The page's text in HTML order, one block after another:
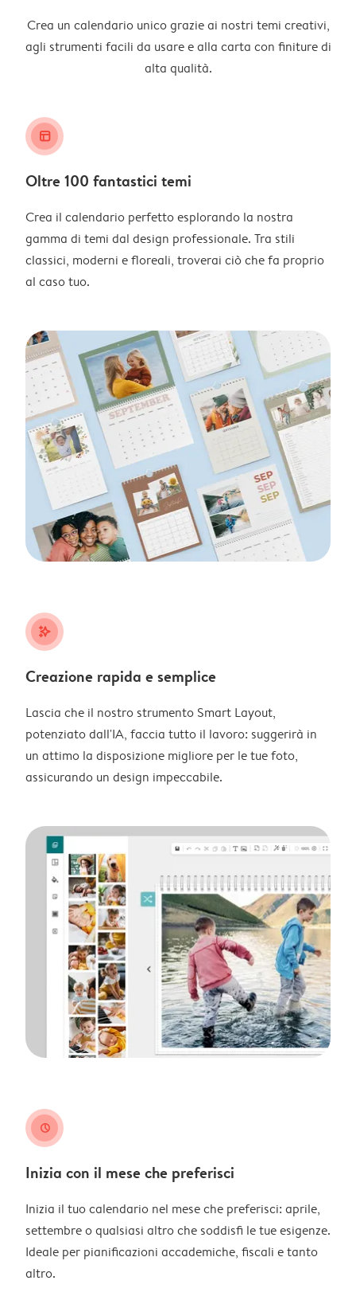
Crea un calendario unico grazie ai nostri temi creativi,
agli strumenti facili da usare e alla carta con finiture di
alta qualità.
layout_alt
Oltre 100 fantastici temi
Crea il calendario perfetto esplorando la nostra
gamma di temi dal design professionale. Tra stili
classici, moderni e floreali, troverai ciò che fa proprio
al caso tuo.
stars_plus
Creazione rapida e semplice
Lascia che il nostro strumento Smart Layout,
potenziato dall'IA, faccia tutto il lavoro: suggerirà in
un attimo la disposizione migliore per le tue foto,
assicurando un design impeccabile.
clock
Inizia con il mese che preferisci
Inizia il tuo calendario nel mese che preferisci: aprile,
settembre o qualsiasi altro che soddisfi le tue esigenze.
Ideale per pianificazioni accademiche, fiscali e tanto
altro.